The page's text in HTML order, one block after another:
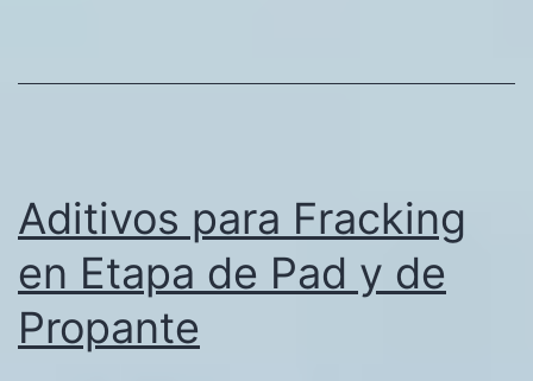
pozos
no
convencionales
Aditivos para Fracking
en Etapa de Pad y de
Propante